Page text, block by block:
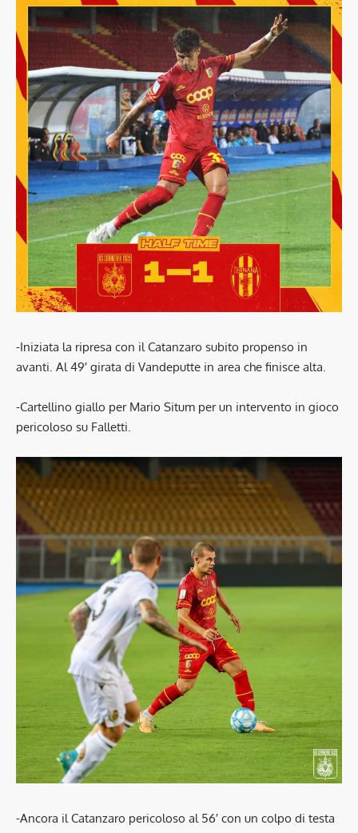
-Iniziata la ripresa con il Catanzaro subito propenso in
avanti. Al 49′ girata di Vandeputte in area che finisce alta.
-Cartellino giallo per Mario Situm per un intervento in gioco
pericoloso su Falletti.
-Ancora il Catanzaro pericoloso al 56′ con un colpo di testa